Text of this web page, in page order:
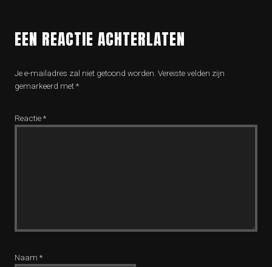
EEN REACTIE ACHTERLATEN
Je e-mailadres zal niet getoond worden. Vereiste velden zijn
gemarkeerd met*
Reactie*
Naam *